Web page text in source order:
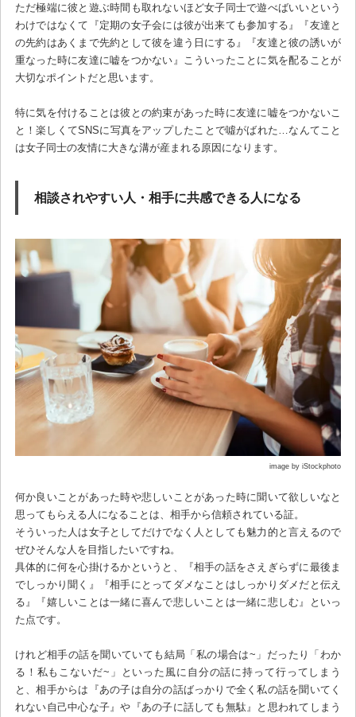
ただ極端に彼と遊ぶ時間も取れないほど女子同士で遊べばいいという
わけではなくて『定期の女子会には彼が出来ても参加する』『友達と
の先約はあくまで先約として彼を違う日にする』『友達と彼の誘いが
重なった時に友達に嘘をつかない』こういったことに気を配ることが
大切なポイントだと思います。
特に気を付けることは彼との約束があった時に友達に嘘をつかないこ
と！楽しくてSNSに写真をアップしたことで噓がばれた…なんてこと
は女子同士の友情に大きな溝が産まれる原因になります。
相談されやすい人・相手に共感できる人になる
image by iStockphoto
何か良いことがあった時や悲しいことがあった時に聞いて欲しいなと
思ってもらえる人になることは、相手から信頼されている証。
そういった人は女子としてだけでなく人としても魅力的と言えるので
ぜひそんな人を目指したいですね。
具体的に何を心掛けるかというと、『相手の話をさえぎらずに最後ま
でしっかり聞く』『相手にとってダメなことはしっかりダメだと伝え
る』『嬉しいことは一緒に喜んで悲しいことは一緒に悲しむ』といっ
た点です。
けれど相手の話を聞いていても結局「私の場合は~」だったり「わか
る！私もこないだ~」といった風に自分の話に持って行ってしまう
と、相手からは『あの子は自分の話ばっかりで全く私の話を聞いてく
れない自己中心な子』や『あの子に話しても無駄』と思われてしまう